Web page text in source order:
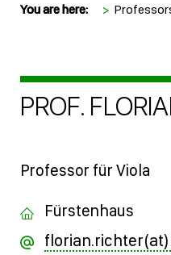
You are here: >
PROF.
Professor für Viola
Fürstenhaus